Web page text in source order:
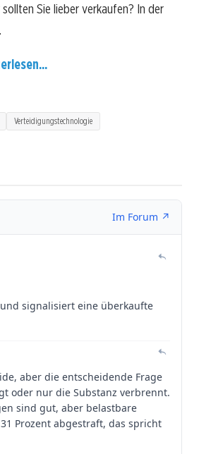
Sie lieber verkaufen? In der
Verteidigungstechnologie